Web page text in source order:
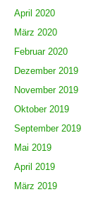
April 2020
März 2020
Februar 2020
Dezember 2019
November 2019
Oktober 2019
September 2019
Mai 2019
April 2019
März 2019